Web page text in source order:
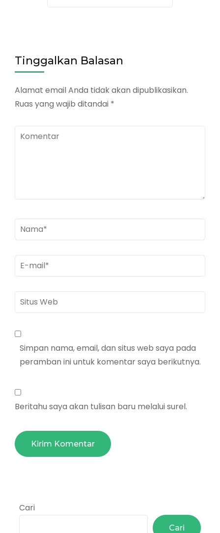
Tinggalkan Balasan
Alamat email Anda tidak akan dipublikasikan.
Ruas yang wajib ditandai *
Komentar
Nama*
E-
mail*
Situs
Web
Simpan nama, email, dan situs web saya pada
peramban ini untuk komentar saya berikutnya.
Beritahu saya akan tulisan baru melalui surel.
Cari
Cari